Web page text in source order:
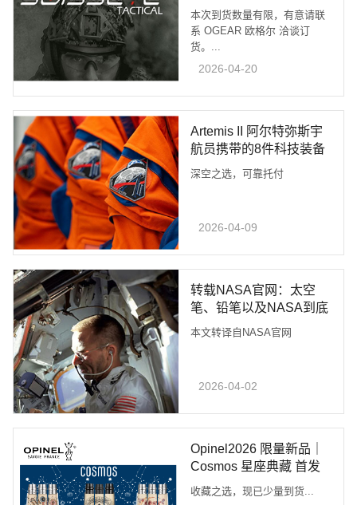
货
本次到货数量有限，有意请联
系 OGEAR 欧格尔 洽谈订
货。...
2026-04-20
Artemis II 阿尔特弥斯宇
航员携带的8件科技装备
深空之选，可靠托付
2026-04-09
转载NASA官网：太空
笔、铅笔以及NASA到底
在太空用什么笔
本文转译自NASA官网
2026-04-02
Opinel2026 限量新品｜
Cosmos 星座典藏 首发
上市
收藏之选，现已少量到货...